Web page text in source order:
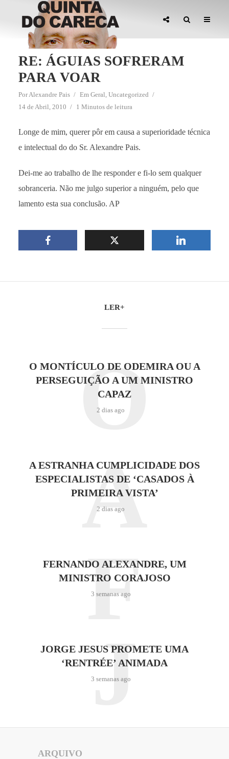
RE: ÁGUIAS SOFRERAM
PARA VOAR
PorAlexandre Pais Em Geral, Uncategorized
14 de Abril, 2010
1 Minutos de leitura
Longe de mim, querer pôr em causa a superioridade técnica
e intelectual do do Sr. Alexandre Pais.
Dei-me ao trabalho de lhe responder e fi-lo sem qualquer
sobranceria. Não me julgo superior a ninguém, pelo que
lamento esta sua conclusão. AP
LER+
O MONTÍCULO DE ODEMIRA OU A
PERSEGUIÇÃO A UM MINISTRO
CAPAZ
2 dias ago
O
A ESTRANHA CUMPLICIDADE DOS
ESPECIALISTAS DE ‘CASADOS À
PRIMEIRA VISTA’
2 dias ago
A
FERNANDO ALEXANDRE, UM
MINISTRO CORAJOSO
3 semanas ago
F
JORGE JESUS PROMETE UMA
‘RENTRÉE’ ANIMADA
3 semanas ago
J
ARQUIVO